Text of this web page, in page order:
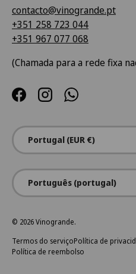
contacto@vinogrande.pt
+351 258 723 044
+351 967 077 068
(Chamada para a rede fixa
FacebookInstagramWhatsApp
País/Região
Portugal (EUR €)
Idioma
Português (portugal)
© 2026Vinogrande.
Termos do serviçoPolítica de
Política de reembolso